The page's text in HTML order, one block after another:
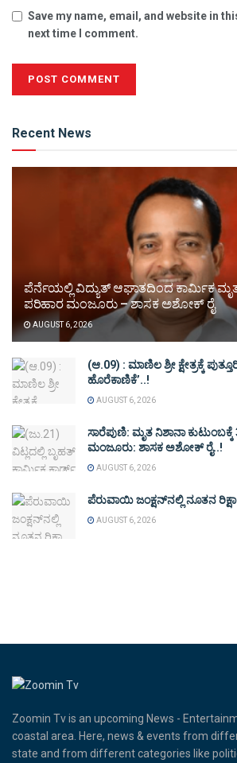
Save my name, email, and website in
next time I comment.
Recent News
ಪೆರ್ನೆಯಲ್ಲಿ ವಿದ್ಯುತ್ ಆಘಾತದಿಂದ ಕಾರ್ಮಿಕ ಮೃತ್ಯು
ಪರಿಹಾರ ಮಂಜೂರು – ಶಾಸಕ ಅಶೋಕ್ ರೈ
AUGUST 6, 2026
(ಆ.09) : ಮಾಣಿಲ ಶ್ರೀ ಕ್ಷೇತ್ರಕ್ಕೆ
ಹೊರೆಕಾಣಿಕೆ’..!
AUGUST 6, 2026
ಸಾರೆಪುಣಿ: ಮೃತ ನಿಶಾನಾ ಕುಟುಂಬಕ್ಕೆ
ಮಂಜೂರು: ಶಾಸಕ ಅಶೋಕ್ ರೈ..!
AUGUST 6, 2026
ಪೆರುವಾಯಿ ಜಂಕ್ಷನ್‌ನಲ್ಲಿ ನೂತನ
AUGUST 6, 2026
Zoomin Tv is an upcoming News -
coastal area. Here, news & events from
state and from different categories like